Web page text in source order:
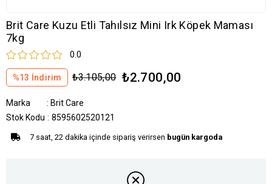
Brit Care Kuzu Etli Tahılsız Mini Irk Köpek Maması
7kg
0.0
%13 İndirim ₺3.105,00 ₺2.700,00
Marka : Brit Care
Stok Kodu
8595602520121
7 saat, 22 dakika içinde sipariş verirsen bugün kargoda